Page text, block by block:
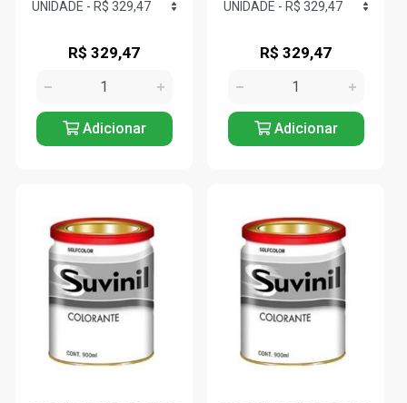
R$ 329,47
Adicionar
R$ 329,47
Adicionar